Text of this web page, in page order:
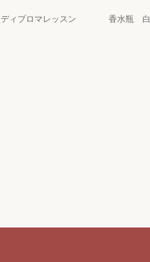
ディプロマレッスン 香水瓶 白